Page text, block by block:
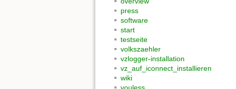
press
software
start
testseite
volkszaehler
vzlogger-installation
vz_auf_iconnect_installieren
wiki
youless